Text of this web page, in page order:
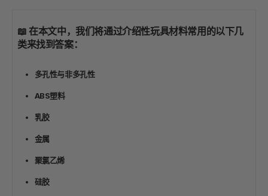
📖 在本文中，我们将通过介绍性玩具材料常用的以下几
类来找到答案：
多孔性与非多孔性
ABS塑料
乳胶
金属
聚氯乙烯
硅胶